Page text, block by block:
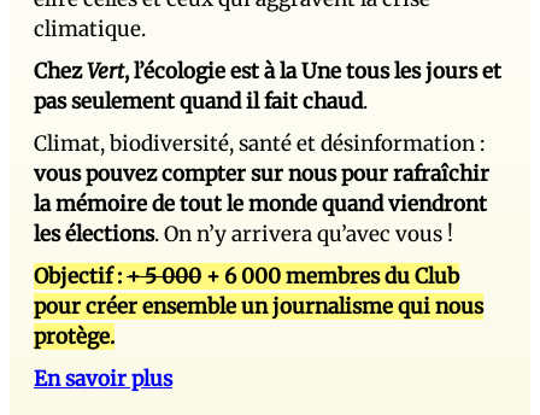
climatique.
ChezVert, l’écologie est à la Une tous les jours et
pas seulement quand il fait chaud.
Climat, biodiversité, santé et désinformation :
vous pouvez compter sur nous pour rafraîchir
la mémoire de tout le monde quand viendront
les élections. On n’y arrivera qu’avec vous !
Objectif :+ 5 000 + 6 000 membres du Club
pour créer ensemble un journalisme qui nous
protège.
En savoir plus